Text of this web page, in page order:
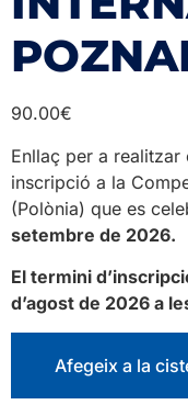
90.00€
Enllaç per a realitzar
inscripció a la
(Polònia) que es
setembre de 2026.
El termini
d’agost de 2026 a
Afegeix a la